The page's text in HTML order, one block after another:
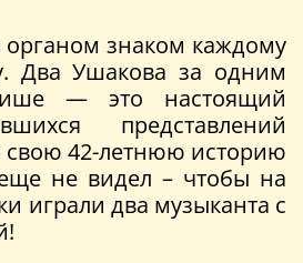
знаком каждому
Два Ушакова за одним
— это настоящий
представлений
свою 42-летнюю историю
не видел – чтобы на
играли два музыканта с